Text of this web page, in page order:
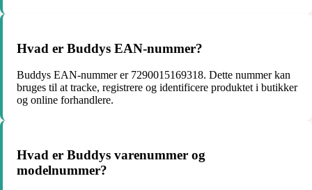
Hvad er Buddys EAN-nummer?
Buddys EAN-nummer er 7290015169318. Dette nummer kan
bruges til at tracke, registrere og identificere produktet i butikker
og online forhandlere.
Hvad er Buddys varenummer og
modelnummer?